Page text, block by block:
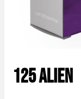
125 ALIEN